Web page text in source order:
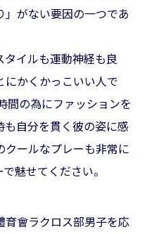
がない要因の一つであ
イルも運動神経も良
にかくかっこいい人で
間の為にファッションを
自分を貫く彼の姿に感
ールなプレーも非常に
魅せてください。
育會ラクロス部男子を応